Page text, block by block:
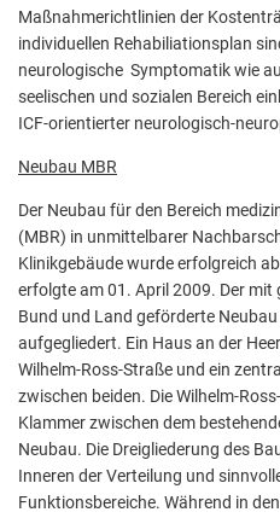
Maßnahmerichtlinien der
individuellen Rehabiliationsplan
neurologische Symptomatik wie
seelischen und sozialen Bereich
ICF-orientierter neurologisch-
Neubau MBR
Der Neubau für den Bereich
(MBR) in unmittelbarer
Klinikgebäude wurde erfolgreich
erfolgte am 01. April 2009. Der
Bund und Land geförderte
aufgegliedert. Ein Haus an der
Wilhelm-Ross-Straße und ein
zwischen beiden. Die Wilhelm-
Klammer zwischen dem
Neubau. Die Dreigliederung des
Inneren der Verteilung und
Funktionsbereiche. Während in